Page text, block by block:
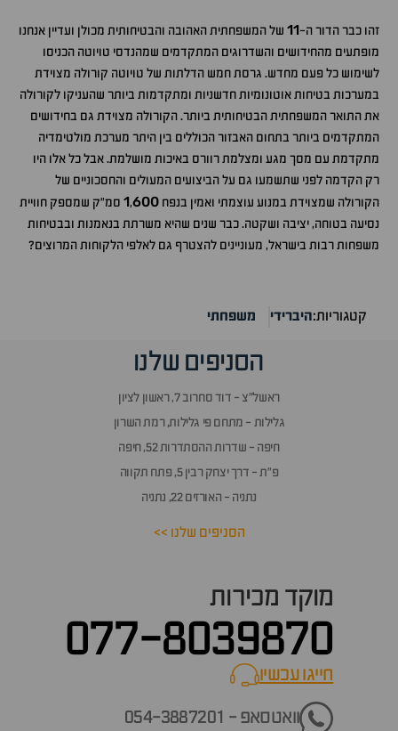
זהו כבר הדור ה-11 של המשפחתית האהובה והבטיחותית מכולן ועדיין אנחנו
מופתעים מהחידושים והשדרוגים המתקדמים שמהנדסי טויוטה הכניסו
לשימוש כל פעם מחדש. גרסת חמש הדלתות של טויוטה קורולה מצוידת
במערכות בטיחות אוטונומיות חדשניות ומתקדמות ביותר שהעניקו לקורולה
את התואר המשפחתית הבטיחותית ביותר. הקורולה מצוידת גם בחידושים
המתקדמים ביותר בתחום האבזור הכוללים בין היתר מערכת מולטימדיה
מתקדמת עם מסך מגע ומצלמת רוורס באיכות מושלמת. אבל כל אלו היו
רק הקדמה לפני שתשמעו גם על הביצועים המעולים והחסכוניים של
הקורולה שמצוידת במנוע עוצמתי ואמין בנפח
1,600
סמ"ק שמספק חוויית
נסיעה בטוחה, יציבה ושקטה. כבר שנים שהיא משרתת בנאמנות ובבטיחות
משפחות רבות בישראל, מעוניינים להצטרף גם לאלפי הלקוחות המרוצים?
קטגוריות:היברידי משפחתי
הסניפים שלנו
ראשל״צ - דוד סחרוב 7, ראשון לציון
גלילות - מתחם פי גלילות, רמת השרון
חיפה - שדרות ההסתדרות 52, חיפה
פ״ת - דרך יצחק רבין 5, פתח תקווה
נתניה - האורזים 22, נתניה
הסניפים שלנו >>
מוקד מכירות
077-8039870
חייגו עכשיוcall now
וואטסאפ - 054-3887201